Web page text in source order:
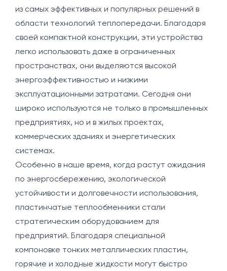
из самых эффективных и популярных решений в
области технологий теплопередачи. Благодаря
своей компактной конструкции, эти устройства
легко использовать даже в ограниченных
пространствах, они выделяются высокой
энергоэффективностью и низкими
эксплуатационными затратами. Сегодня они
широко используются не только в промышленных
предприятиях, но и в жилых проектах,
коммерческих зданиях и энергетических
системах.
Особенно в наше время, когда растут ожидания
по энергосбережению, экологической
устойчивости и долговечности использования,
пластинчатые теплообменники стали
стратегическим оборудованием для
предприятий. Благодаря специальной
компоновке тонких металлических пластин,
горячие и холодные жидкости могут быстро